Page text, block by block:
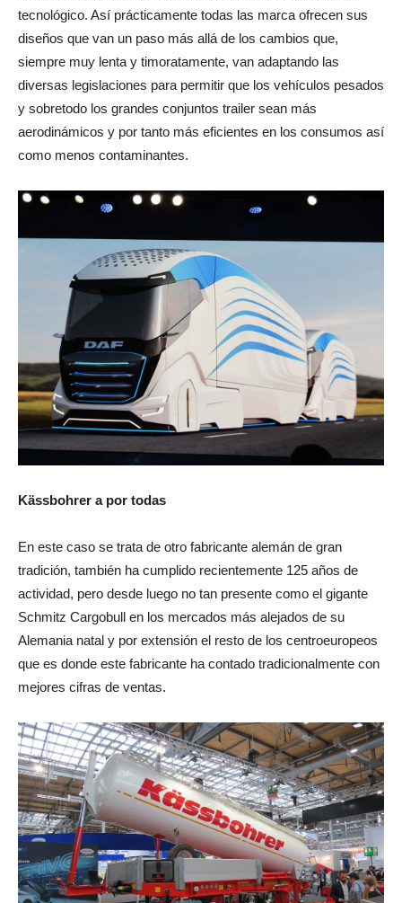
tecnológico. Así prácticamente todas las marca ofrecen sus
diseños que van un paso más allá de los cambios que,
siempre muy lenta y timoratamente, van adaptando las
diversas legislaciones para permitir que los vehículos pesados
y sobretodo los grandes conjuntos trailer sean más
aerodinámicos y por tanto más eficientes en los consumos así
como menos contaminantes.
Kässbohrer a por todas
En este caso se trata de otro fabricante alemán de gran
tradición, también ha cumplido recientemente 125 años de
actividad, pero desde luego no tan presente como el gigante
Schmitz Cargobull en los mercados más alejados de su
Alemania natal y por extensión el resto de los centroeuropeos
que es donde este fabricante ha contado tradicionalmente con
mejores cifras de ventas.